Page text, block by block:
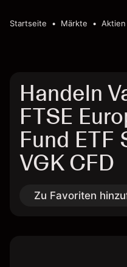
Startseite Märkte Aktien
Handeln
FTSE
Fund ETF
VGK CFD
Zu Favoriten